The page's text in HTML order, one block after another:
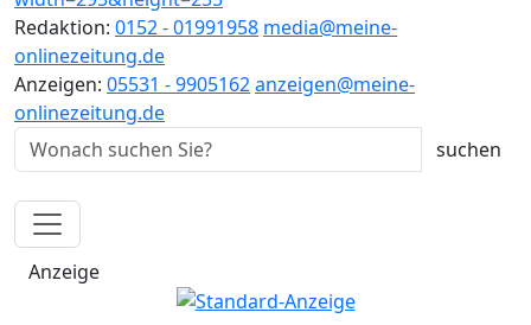
Redaktion: 0152 - 01991958 media@meine-
onlinezeitung.de
Anzeigen: 05531 - 9905162anzeigen@meine-
onlinezeitung.de
Anzeige